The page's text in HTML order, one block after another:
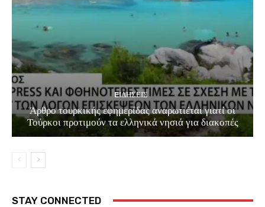
EΙΔΗΣΕΙΣ
Άρθρο τουρκικής εφημερίδας αναρωτιέται γιατί οι
Τούρκοι προτιμούν τα ελληνικά νησιά για διακοπές
STAY CONNECTED